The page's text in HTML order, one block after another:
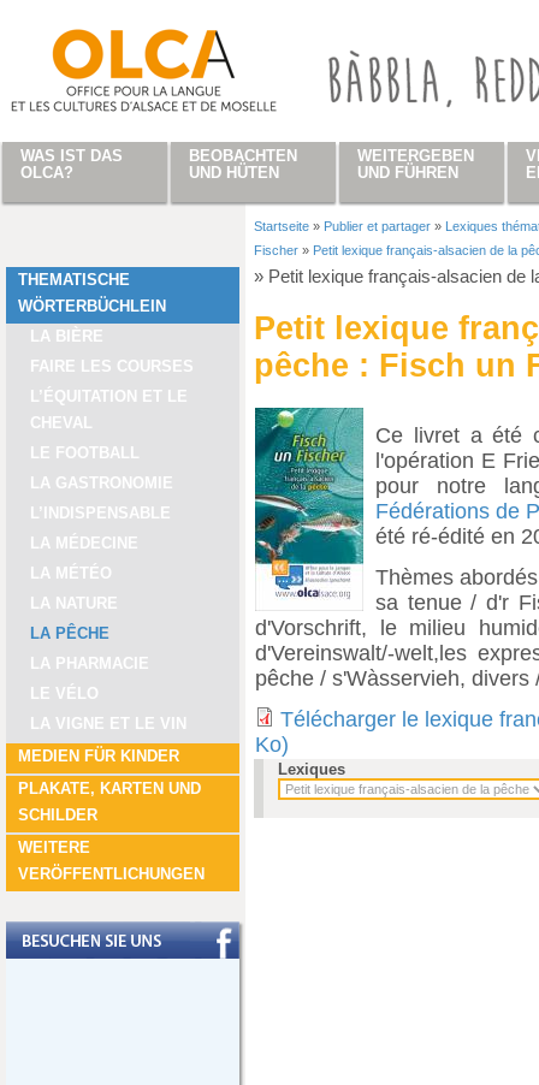
THEMATISCHE
WÖRTERBÜCHLEIN
LA BIÈRE
FAIRE LES COURSES
L’ÉQUITATION ET LE
CHEVAL
LE FOOTBALL
LA GASTRONOMIE
L’INDISPENSABLE
LA MÉDECINE
LA MÉTÉO
LA NATURE
LA PÊCHE
LA PHARMACIE
LE VÉLO
LA VIGNE ET LE VIN
MEDIEN FÜR KINDER
PLAKATE, KARTEN UND
SCHILDER
WEITERE
VERÖFFENTLICHUNGEN
Sie sind hier
Startseite » Publier et partager » Lexiques
Fischer » Petit lexique français-alsacien de la
» Petit lexique français-alsacien de
Petit lexique
pêche : Fisch un
Ce livret a été
l'opération E
pour notre
Fédérations de
été ré-édité en
Thèmes
sa tenue / d'r
d'Vorschrift, le milieu
d'Vereinswalt/-welt,les
pêche / s'Wàsservieh, divers
Télécharger le lexique
Ko)
Lexiques
WAS IST DAS
OLCA?
BEOBACHTEN
UND HÜTEN
WEITERGEBEN
UND FÜHREN